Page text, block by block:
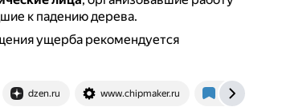
к падению дерева.
ущерба рекомендуется
dzen.ru www.chipmaker.ru ppt.ru